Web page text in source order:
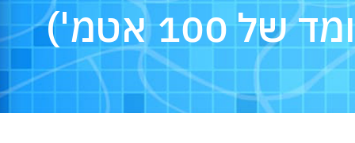
אטמ')